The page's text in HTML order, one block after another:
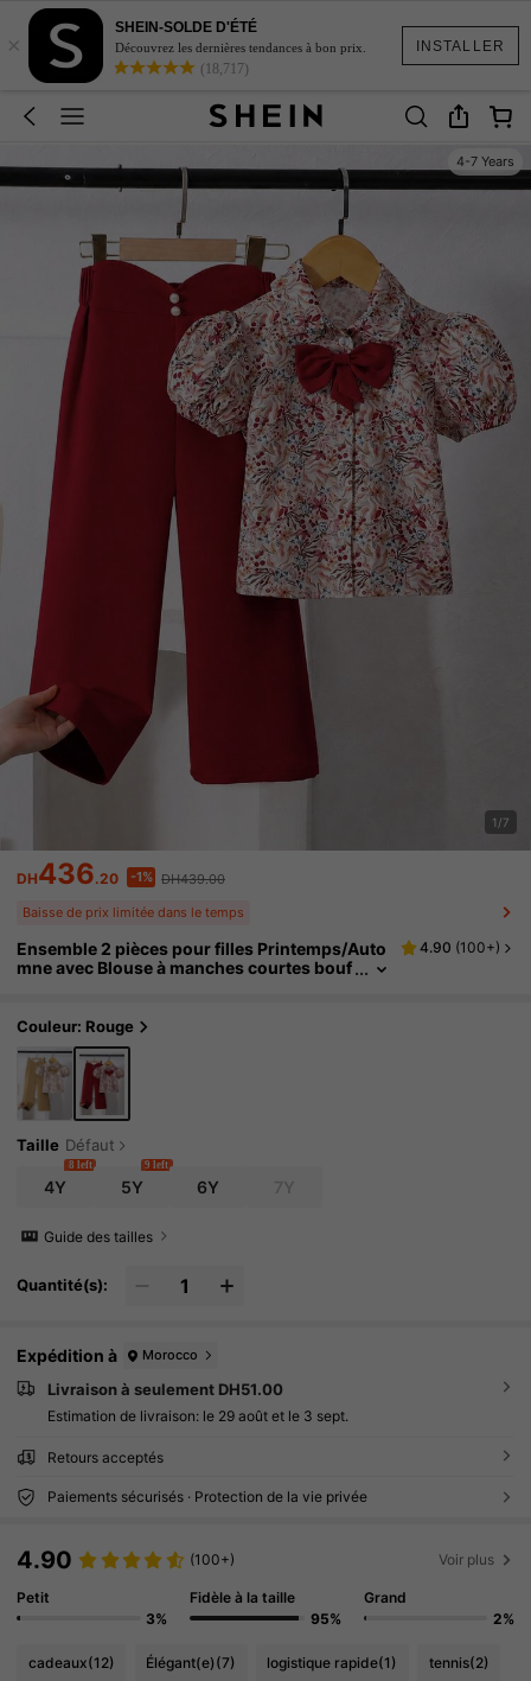
INSTALLER
×
SHEIN-SOLDE D'ÉTÉ
Découvrez les dernières tendances à bon prix.
(18,717)
4-7 Years
1/7
DH436.20 -1% DH439.00
Baisse de prix limitée dans le temps
Ensemble 2 pièces pour filles Printemps/Auto
mne avec Blouse à manches courtes bouf
tidien et les sorties
4.90 (100+)
Couleur: Rouge
Taille Défaut
4Y
8 left
5Y
9 left
6Y
Guide des tailles
Quantité(s):
Expédition à Morocco
Livraison à seulement DH51.00
Estimation de livraison: le 29 août et le 3 sept.
Retours acceptés
Paiements sécurisés · Protection de la vie privée
4.90 (100+) Voir plus
Petit
3%
Fidèle à la taille
95%
Grand
2%
cadeaux(12) Élégant(e)(7) logistique rapide(1) tennis(2)